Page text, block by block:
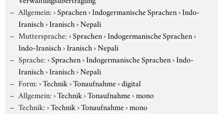
Allgemein:›Sprachen›Indogermanische Sprachen›Indo-
Iranisch›Iranisch›Nepali
Muttersprache:›Sprachen›Indogermanische Sprachen›
Indo-Iranisch›Iranisch›Nepali
Sprache:›Sprachen›Indogermanische Sprachen›Indo-
Iranisch›Iranisch›Nepali
Form:›Technik›Tonaufnahme›digital
Allgemein:›Technik›Tonaufnahme›mono
Technik:›Technik›Tonaufnahme›mono